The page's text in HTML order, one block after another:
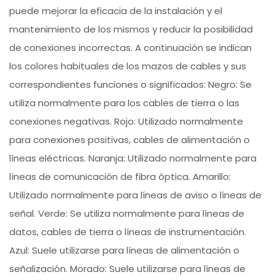
puede mejorar la eficacia de la instalación y el
mantenimiento de los mismos y reducir la posibilidad
de conexiones incorrectas. A continuación se indican
los colores habituales de los mazos de cables y sus
correspondientes funciones o significados: Negro: Se
utiliza normalmente para los cables de tierra o las
conexiones negativas. Rojo: Utilizado normalmente
para conexiones positivas, cables de alimentación o
líneas eléctricas. Naranja: Utilizado normalmente para
líneas de comunicación de fibra óptica. Amarillo:
Utilizado normalmente para líneas de aviso o líneas de
señal. Verde: Se utiliza normalmente para líneas de
datos, cables de tierra o líneas de instrumentación.
Azul: Suele utilizarse para líneas de alimentación o
señalización. Morado: Suele utilizarse para líneas de